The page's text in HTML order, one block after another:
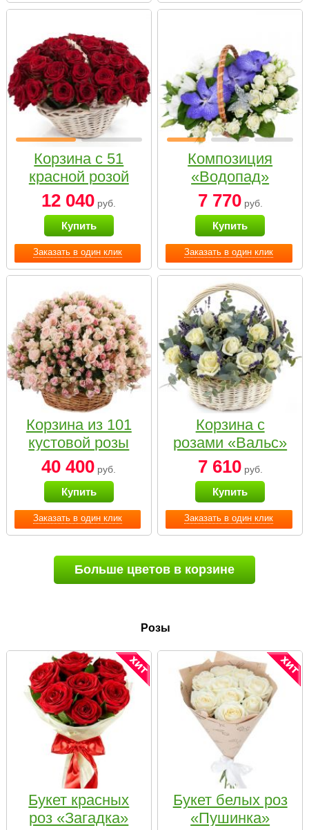
Заказать в один клик
Корзина с 51
красной розой
12 040 руб.
Купить
Заказать в один клик
Композиция
«Водопад»
7 770руб.
Купить
Заказать в один клик
Корзина из 101
кустовой розы
нежных тонов
40 400 руб.
Купить
Заказать в один клик
Корзина с
розами «Вальс»
7 610руб.
Купить
Больше цветов в корзине
Розы
Букет красных
роз «Загадка»
Букет белых роз
«Пушинка»